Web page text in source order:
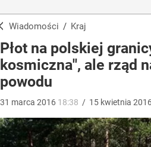
Wiadomości / Kraj
Płot na polskiej
kosmiczna", ale rząd
powodu
31 marca 2016 18:38 / 15 kwietnia